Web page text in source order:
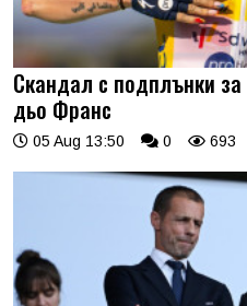
Скандал с подплънки за
дьо Франс
05 Aug 13:50 0 693